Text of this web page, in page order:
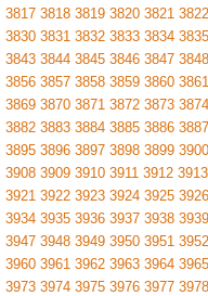
3817 3818 3819 3820 3821 3822
3830 3831 3832 3833 3834 3835
3843 3844 3845 3846 3847 3848
3856 3857 3858 3859 3860 3861
3869 3870 3871 3872 3873 3874
3882 3883 3884 3885 3886 3887
3895 3896 3897 3898 3899 3900
3908 3909 3910 3911 3912 3913
3921 3922 3923 3924 3925 3926
3934 3935 3936 3937 3938 3939
3947 3948 3949 3950 3951 3952
3960 3961 3962 3963 3964 3965
3973 3974 3975 3976 3977 3978